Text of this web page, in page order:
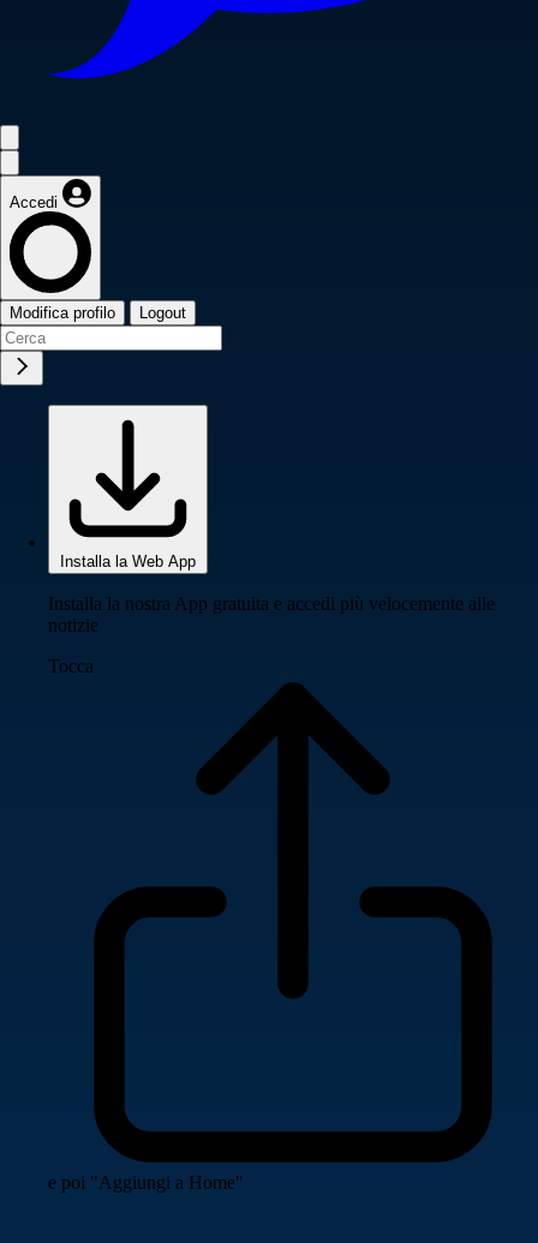
Accedi
Modifica profilo Logout
Installa la Web App
Installa la nostra App gratuita e accedi più velocemente alle
notizie
Tocca
e poi "Aggiungi a Home"